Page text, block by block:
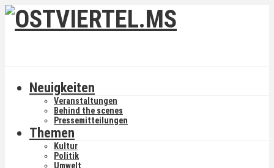
Neuigkeiten
Veranstaltungen
Behind the scenes
Pressemitteilungen
Themen
Kultur
Politik
Umwelt